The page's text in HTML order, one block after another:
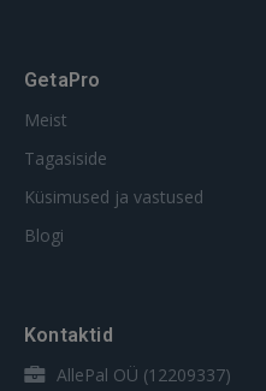
GetaPro
Meist
Tagasiside
Küsimused ja vastused
Blogi
Kontaktid
AllePal OÜ (12209337)